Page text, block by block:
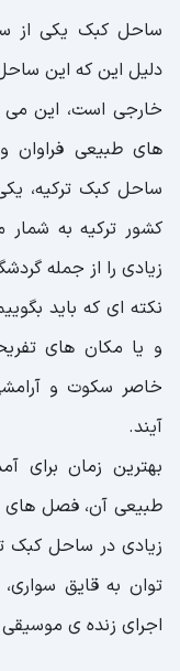
ساحل کبک یکی از
دلیل این که این
خارجی است، این می
های طبیعی فراوان
ساحل کبک ترکیه،
کشور ترکیه به
زیادی را از جمله
نکته ای که باید
و یا مکان های
خاصر سکوت و
آیند.
بهترین زمان برای
طبیعی آن، فصل های
زیادی در ساحل کبک
توان به قایق
اجرای زنده ی موسیقی